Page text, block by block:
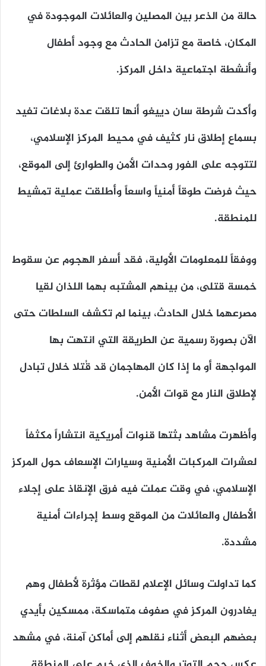
حالة من الذعر بين المصلين والعائلات الموجودة في
المكان، خاصة مع تزامن الحادث مع وجود أطفال
وأنشطة اجتماعية داخل المركز.
وأكدت شرطة سان دييغو أنها تلقت عدة بلاغات تفيد
بسماع إطلاق نار كثيف في محيط المركز الإسلامي،
لتتوجه على الفور وحدات الأمن والطوارئ إلى الموقع،
حيث فرضت طوقاً أمنياً واسعاً وأطلقت عملية تمشيط
للمنطقة.
ووفقاً للمعلومات الأولية، فقد أسفر الهجوم عن سقوط
خمسة قتلى، من بينهم المشتبه بهما اللذان لقيا
مصرعهما خلال الحادث، بينما لم تكشف السلطات حتى
الآن بصورة رسمية عن الطريقة التي انتهت بها
المواجهة أو ما إذا كان المهاجمان قد قُتلا خلال تبادل
لإطلاق النار مع قوات الأمن.
وأظهرت مشاهد بثتها قنوات أمريكية انتشاراً مكثفاً
لعشرات المركبات الأمنية وسيارات الإسعاف حول المركز
الإسلامي، في وقت عملت فيه فرق الإنقاذ على إجلاء
الأطفال والعائلات من الموقع وسط إجراءات أمنية
مشددة.
كما تداولت وسائل الإعلام لقطات مؤثرة لأطفال وهم
يغادرون المركز في صفوف متماسكة، ممسكين بأيدي
بعضهم البعض أثناء نقلهم إلى أماكن آمنة، في مشهد